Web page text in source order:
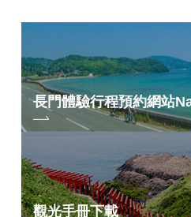
長門體驗行程預約網站
觀光手冊下載